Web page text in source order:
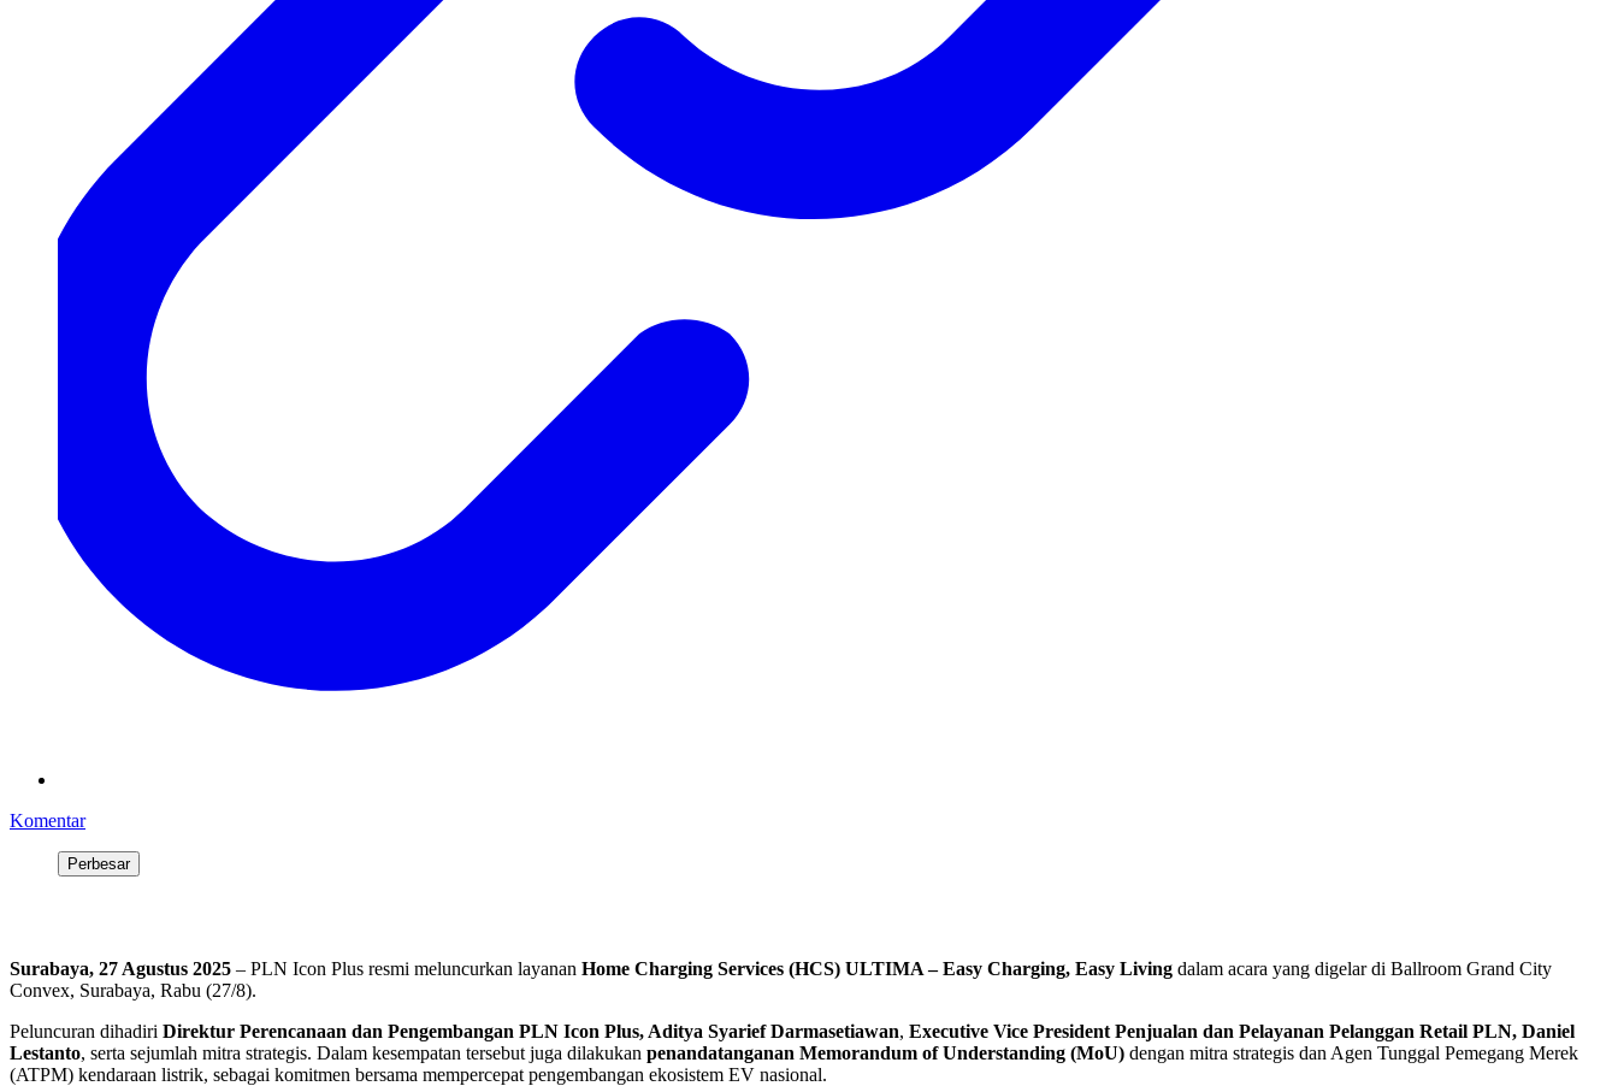
Komentar
Perbesar
Surabaya, 27 Agustus 2025 – PLN Icon Plus resmi meluncurkan layanan Home Charging Services (HCS) ULTIMA – Easy Charging, Easy Living dalam acara yang digelar di Ballroom Grand City
Convex, Surabaya, Rabu (27/8).
Peluncuran dihadiri Direktur Perencanaan dan Pengembangan PLN Icon Plus, Aditya Syarief Darmasetiawan, Executive Vice President Penjualan dan Pelayanan Pelanggan Retail PLN, Daniel
Lestanto, serta sejumlah mitra strategis. Dalam kesempatan tersebut juga dilakukan penandatanganan Memorandum of Understanding (MoU) dengan mitra strategis dan Agen Tunggal Pemegang Merek
(ATPM) kendaraan listrik, sebagai komitmen bersama mempercepat pengembangan ekosistem EV nasional.